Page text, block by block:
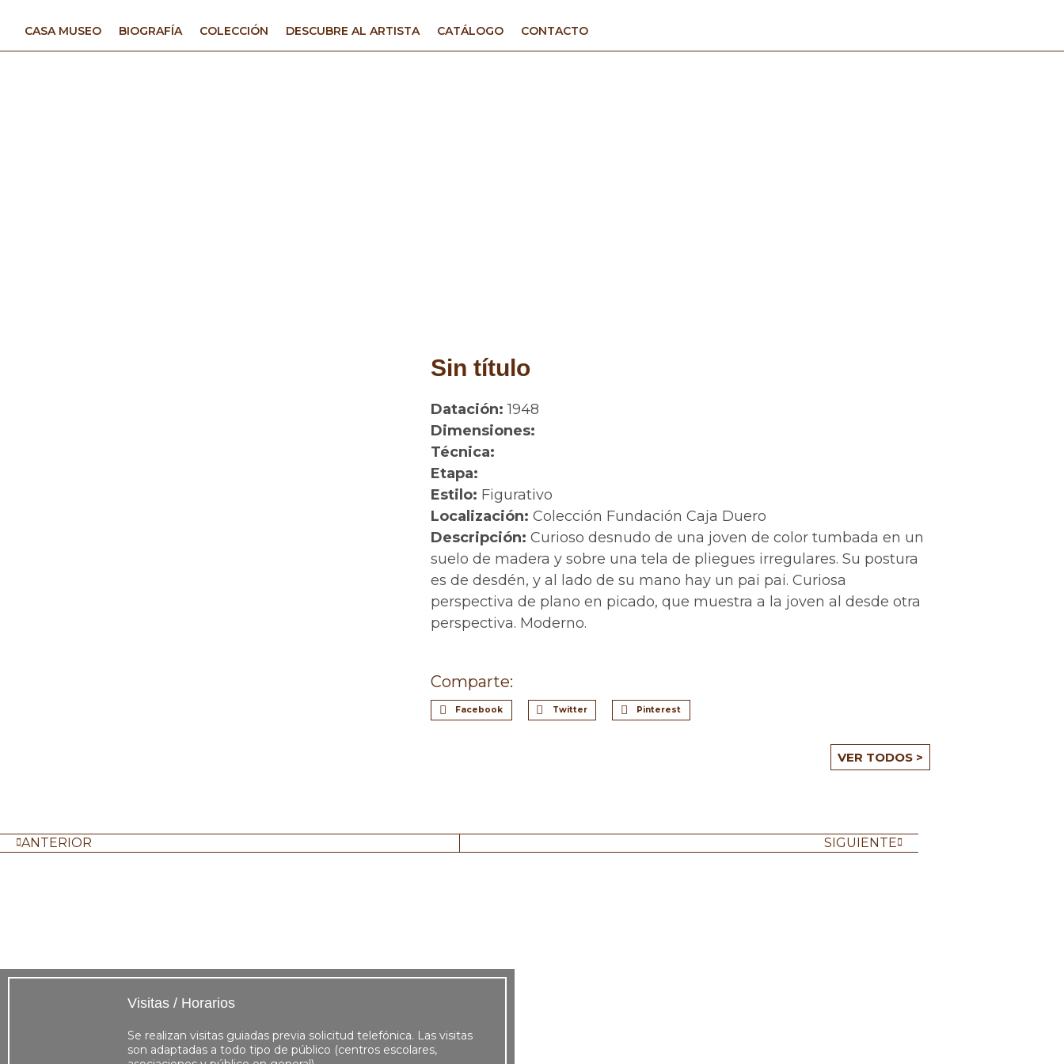
CASA MUSEO BIOGRAFÍA COLECCIÓN DESCUBRE AL ARTISTA CATÁLOGO CONTACTO
Sin título
Datación: 1948
Dimensiones:
Técnica:
Etapa:
Estilo: Figurativo
Localización: Colección Fundación Caja Duero
Descripción: Curioso desnudo de una joven de color tumbada en un
suelo de madera y sobre una tela de pliegues irregulares. Su postura
es de desdén, y al lado de su mano hay un pai pai. Curiosa
perspectiva de plano en picado, que muestra a la joven al desde otra
perspectiva. Moderno.
Comparte:
Facebook Twitter Pinterest
VER TODOS >
ANTERIOR SIGUIENTE
Visitas / Horarios
Se realizan visitas guiadas previa solicitud telefónica. Las visitas
son adaptadas a todo tipo de público (centros escolares,